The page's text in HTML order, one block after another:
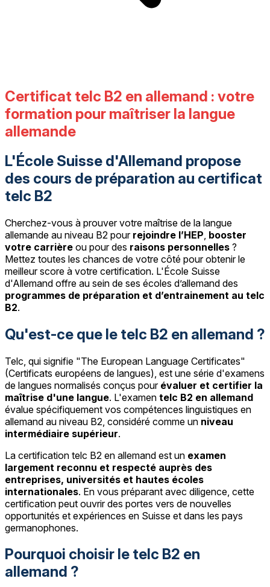
Certificat telc B2 en allemand : votre
formation pour maîtriser la langue
allemande
L'École Suisse d'Allemand propose
des cours de préparation au certificat
telc B2
Cherchez-vous à prouver votre maîtrise de la langue
allemande au niveau B2 pour rejoindre l’HEP booster
votre carrière ou pour des raisons personnelles ?
Mettez toutes les chances de votre côté pour obtenir le
meilleur score à votre certification. L'École Suisse
d'Allemand offre au sein de ses écoles d’allemand des
programmes de préparation et d’entrainement au telc
B2.
Qu'est-ce que le telc B2 en allemand ?
Telc, qui signifie "The European Language Certificates"
(Certificats européens de langues), est une série d'examens
de langues normalisés conçus pour évaluer et certifier la
maîtrise d'une langue. L'examen telc B2 en allemand
évalue spécifiquement vos compétences linguistiques en
allemand au niveau B2, considéré comme un niveau
intermédiaire supérieur.
La certification telc B2 en allemand est un examen
largement reconnu et respecté auprès des
entreprises, universités et hautes écoles
internationales. En vous préparant avec diligence, cette
certification peut ouvrir des portes vers de nouvelles
opportunités et expériences en Suisse et dans les pays
germanophones.
Pourquoi choisir le telc B2 en
allemand ?